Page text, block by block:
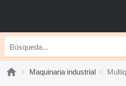
Maquinaria industrial